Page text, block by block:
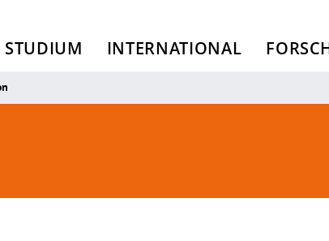
STUDIUM INTERNATIONAL